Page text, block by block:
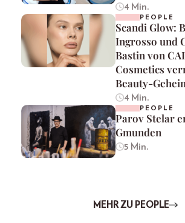
4 Min.
PEOPLE
Scandi Glow:
Ingrosso und
Bastin von
Cosmetics
Beauty-
4 Min.
PEOPLE
Parov Stelar
Gmunden
5 Min.
MEHR ZU PEOPLE